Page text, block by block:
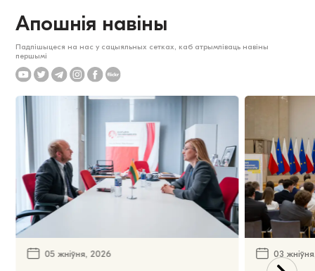
Апошнія навіны
Падпішыцеся на нас у сацыяльных сетках, каб атрымліваць навіны
першымі
05 жніўня, 2026 03